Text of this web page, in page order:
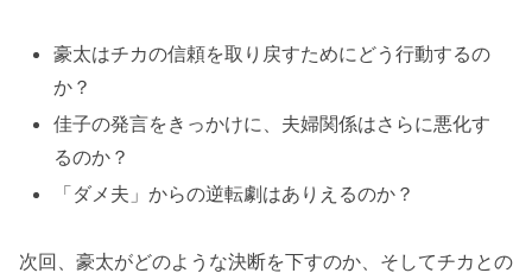
豪太はチカの信頼を取り戻すためにどう行動するの
か？
佳子の発言をきっかけに、夫婦関係はさらに悪化す
るのか？
「ダメ夫」からの逆転劇はありえるのか？
次回、豪太がどのような決断を下すのか、そしてチカとの